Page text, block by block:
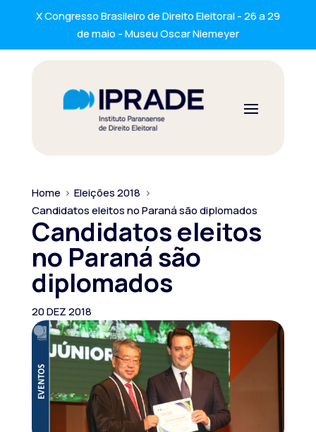
X Congresso Brasileiro de Direito Eleitoral - 26 a 29
de maio - Museu Oscar Niemeyer
Home > Eleições 2018 >
Candidatos eleitos no Paraná são diplomados
Candidatos eleitos
no Paraná são
diplomados
20 DEZ 2018